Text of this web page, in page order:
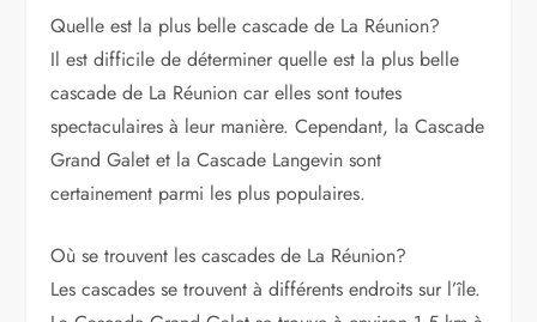
Quelle est la plus belle cascade de La Réunion?
Il est difficile de déterminer quelle est la plus belle
cascade de La Réunion car elles sont toutes
spectaculaires à leur manière. Cependant, la Cascade
Grand Galet et la Cascade Langevin sont
certainement parmi les plus populaires.
Où se trouvent les cascades de La Réunion?
Les cascades se trouvent à différents endroits sur l’île.